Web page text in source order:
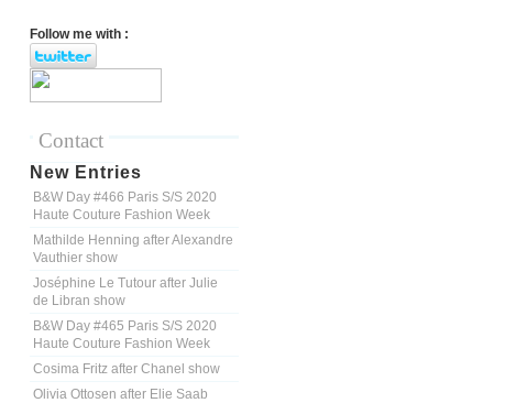
Follow me with :
Contact
New Entries
B&W Day #466 Paris S/S 2020
Haute Couture Fashion Week
Mathilde Henning after Alexandre
Vauthier show
Joséphine Le Tutour after Julie
de Libran show
B&W Day #465 Paris S/S 2020
Haute Couture Fashion Week
Cosima Fritz after Chanel show
Olivia Ottosen after Elie Saab